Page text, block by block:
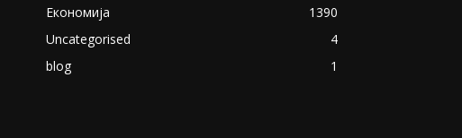
Економија
1390
Uncategorised
4
blog
1